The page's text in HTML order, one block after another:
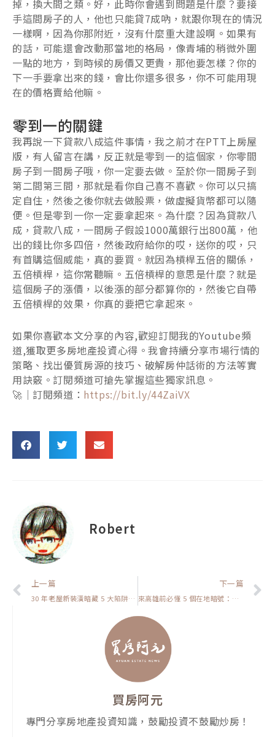
掉，換大間之類。好，此時你會遇到問題是什麼？要接
手這間房子的人，他也只能貸7成吶，就跟你現在的情況
一樣啊，因為你那附近，沒有什麼重大建設啊。如果有
的話，可能還會改動那當地的格局，像青埔的稍微外圍
一點的地方，到時候的房價又更貴，那他要怎樣？你的
下一手要拿出來的錢，會比你還多很多，你不可能用現
在的價格賣給他嘛。
零到一的關鍵
我再說一下貸款八成這件事情，我之前才在PTT上房屋
版，有人留言在講，反正就是零到一的這個家，你零間
房子到一間房子哦，你一定要去做。至於你一間房子到
第二間第三間，那就是看你自己喜不喜歡。你可以只搞
定自住，然後之後你就去做股票，做虛擬貨幣都可以隨
便。但是零到一你一定要拿起來。為什麼？因為貸款八
成，貸款八成，一間房子假設1000萬銀行出800萬，他
出的錢比你多四倍，然後政府給你的哎，送你的哎，只
有首購這個威能，真的要買。就因為槓桿五倍的關係，
五倍槓桿，這你常聽嘛。五倍槓桿的意思是什麼？就是
這個房子的漲價，以後漲的部分都算你的，然後它自帶
五倍槓桿的效果，你真的要把它拿起來。
如果你喜歡本文分享的內容,歡迎訂閱我的Youtube頻
道,獲取更多房地產投資心得。我會持續分享市場行情的
策略、找出優質房源的技巧、破解房仲話術的方法等實
用訣竅。訂閱頻道可搶先掌握這些獨家訊息。
🚀｜訂閱頻道： https://bit.ly/44ZaiVX
Robert
上一頁
上一篇
30 年老屋新裝潢暗藏 5 大陷阱，你看得出破綻嗎？【裝潢該怎麼弄】
下一篇
來高雄前必懂 5 個在地暗號：懂了這些，你會玩得更盡興【高雄在地人閒聊】
買房阿元
專門分享房地產投資知識，鼓勵投資不鼓勵炒房！